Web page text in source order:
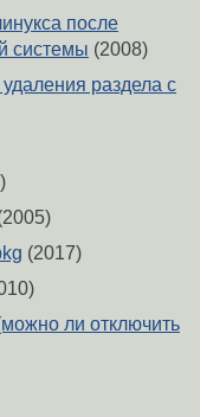
после
системы (2008)
раздела с
(2017)
ли отключить